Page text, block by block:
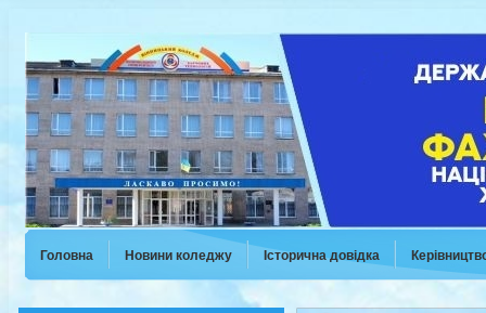
Головна Новини коледжу Історична довідка